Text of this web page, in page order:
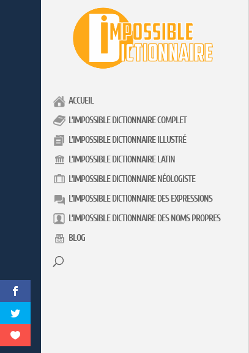
ACCUEIL
L’IMPOSSIBLE DICTIONNAIRE COMPLET
L’IMPOSSIBLE DICTIONNAIRE ILLUSTRÉ
L’IMPOSSIBLE DICTIONNAIRE LATIN
L’IMPOSSIBLE DICTIONNAIRE NÉOLOGISTE
L’IMPOSSIBLE DICTIONNAIRE DES EXPRESSIONS
L’IMPOSSIBLE DICTIONNAIRE DES NOMS PROPRES
BLOG